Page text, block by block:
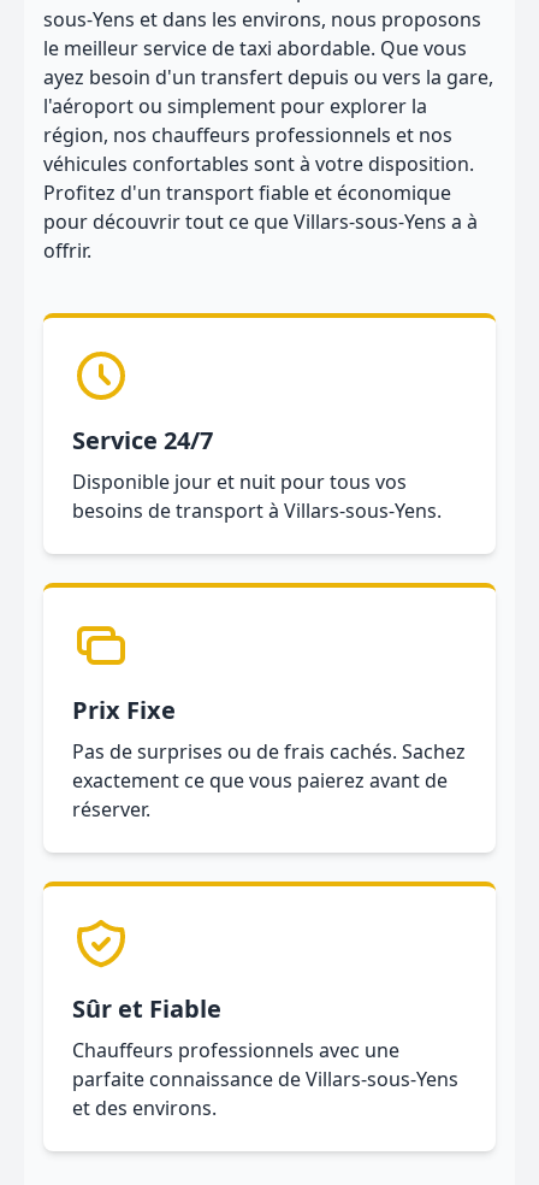
sous-Yens et dans les environs, nous proposons
le meilleur service de taxi abordable. Que vous
ayez besoin d'un transfert depuis ou vers la gare,
l'aéroport ou simplement pour explorer la
région, nos chauffeurs professionnels et nos
véhicules confortables sont à votre disposition.
Profitez d'un transport fiable et économique
pour découvrir tout ce que Villars-sous-Yens a à
offrir.
Service 24/7
Disponible jour et nuit pour tous vos
besoins de transport à Villars-sous-Yens.
Prix Fixe
Pas de surprises ou de frais cachés. Sachez
exactement ce que vous paierez avant de
réserver.
Sûr et Fiable
Chauffeurs professionnels avec une
parfaite connaissance de Villars-sous-Yens
et des environs.